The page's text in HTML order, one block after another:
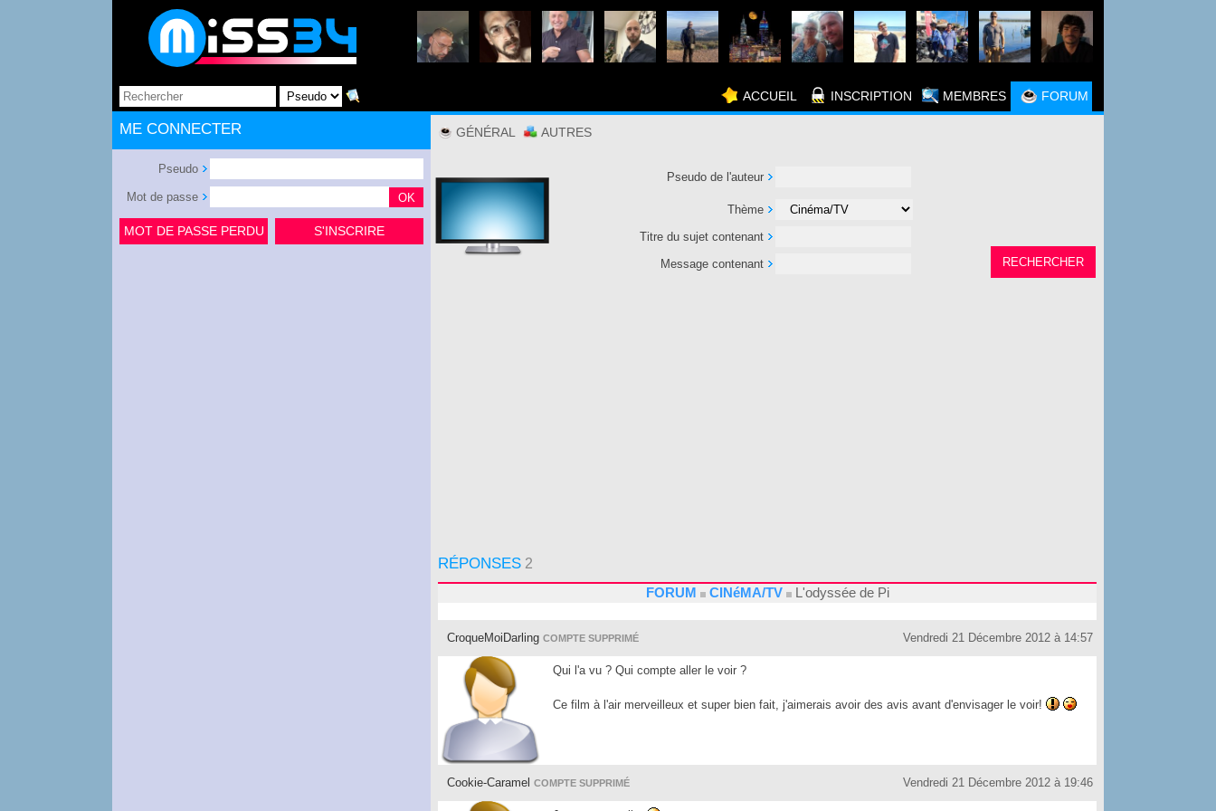
ACCUEIL INSCRIPTION MEMBRES FORUM
ME CONNECTER
Pseudo
Mot de passe
MOT DE PASSE PERDU S'INSCRIRE
GÉNÉRAL AUTRES
Pseudo de l'auteur
Thème
Titre du sujet contenant
Message contenant
RÉPONSES 2
FORUM
CINéMA/TV L'odyssée de Pi
CroqueMoiDarling COMPTE SUPPRIMÉ Vendredi 21 Décembre 2012 à 14:57
Qui l'a vu ? Qui compte aller le voir ?
Ce film à l'air merveilleux et super bien fait, j'aimerais avoir des avis avant d'envisager le voir!
Cookie-Caramel COMPTE SUPPRIMÉ Vendredi 21 Décembre 2012 à 19:46